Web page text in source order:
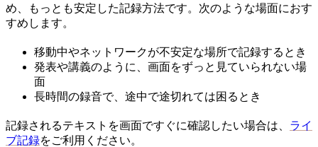
め、もっとも安定した記録方法です。次のような場面におす
すめします。
移動中やネットワークが不安定な場所で記録するとき
発表や講義のように、画面をずっと見ていられない場
面
長時間の録音で、途中で途切れては困るとき
記録されるテキストを画面ですぐに確認したい場合は、 ライ
ブ記録をご利用ください。